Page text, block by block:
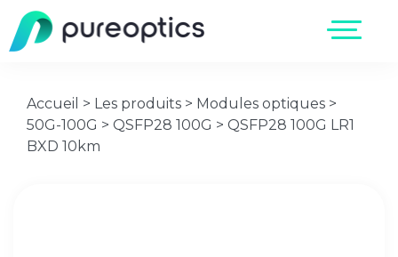
Accueil > Les produits > Modules optiques >
50G-100G > QSFP28 100G > QSFP28 100G LR1
BXD 10km